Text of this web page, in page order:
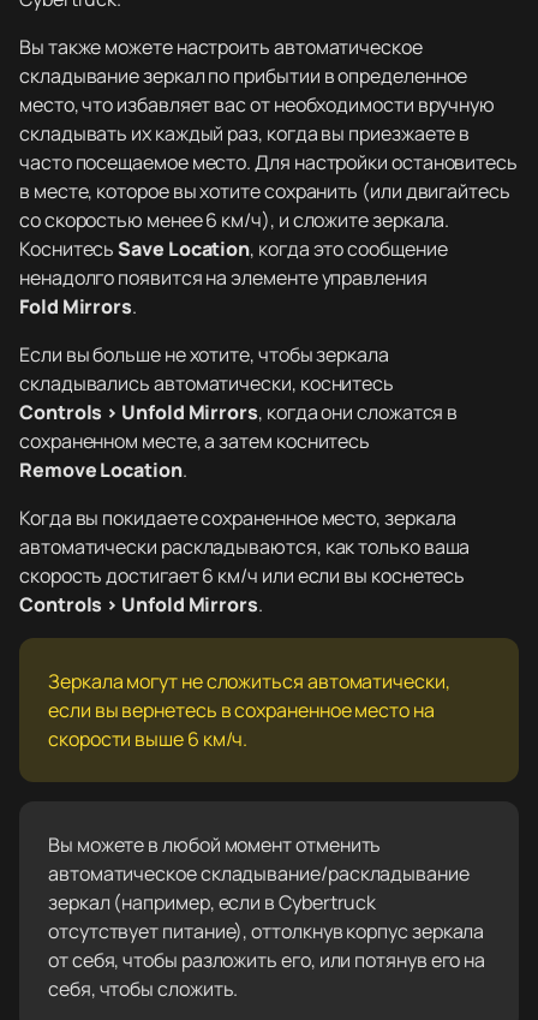
Вы также можете настроить автоматическое
складывание зеркал по прибытии в определенное
место, что избавляет вас от необходимости вручную
складывать их каждый раз, когда вы приезжаете в
часто посещаемое место. Для настройки остановитесь
в месте, которое вы хотите сохранить (или двигайтесь
со скоростью менее 6 км/ч), и сложите зеркала.
КоснитесьSave Location, когда это сообщение
ненадолго появится на элементе управления
Fold Mirrors.
Если вы больше не хотите, чтобы зеркала
складывались автоматически, коснитесь
Controls > Unfold Mirrors, когда они сложатся в
сохраненном месте, а затем коснитесь
Remove Location.
Когда вы покидаете сохраненное место, зеркала
автоматически раскладываются, как только ваша
скорость достигает 6 км/ч или если вы коснетесь
Controls > Unfold Mirrors.
Зеркала могут не сложиться автоматически,
если вы вернетесь в сохраненное место на
скорости выше 6 км/ч.
Вы можете в любой момент отменить
автоматическое складывание/раскладывание
зеркал (например, если в Cybertruck
отсутствует питание), оттолкнув корпус зеркала
от себя, чтобы разложить его, или потянув его на
себя, чтобы сложить.